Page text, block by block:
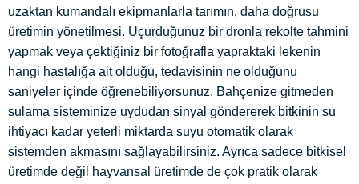
uzaktan kumandalı ekipmanlarla tarımın, daha doğrusu
üretimin yönetilmesi. Uçurduğunuz bir dronla rekolte tahmini
yapmak veya çektiğiniz bir fotoğrafla yapraktaki lekenin
hangi hastalığa ait olduğu, tedavisinin ne olduğunu
saniyeler içinde öğrenebiliyorsunuz. Bahçenize gitmeden
sulama sisteminize uydudan sinyal göndererek bitkinin su
ihtiyacı kadar yeterli miktarda suyu otomatik olarak
sistemden akmasını sağlayabilirsiniz. Ayrıca sadece bitkisel
üretimde değil hayvansal üretimde de çok pratik olarak